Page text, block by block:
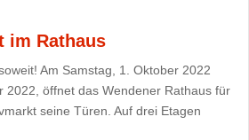
im Rathaus
Am Samstag, 1. Oktober 2022
2022, öffnet das Wendener Rathaus für
seine Türen. Auf drei Etagen